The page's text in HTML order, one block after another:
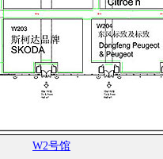
W2号馆